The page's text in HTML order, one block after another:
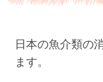
日本の魚介類の
ます。